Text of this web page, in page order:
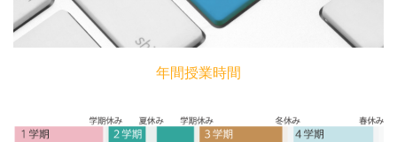
年間授業時間